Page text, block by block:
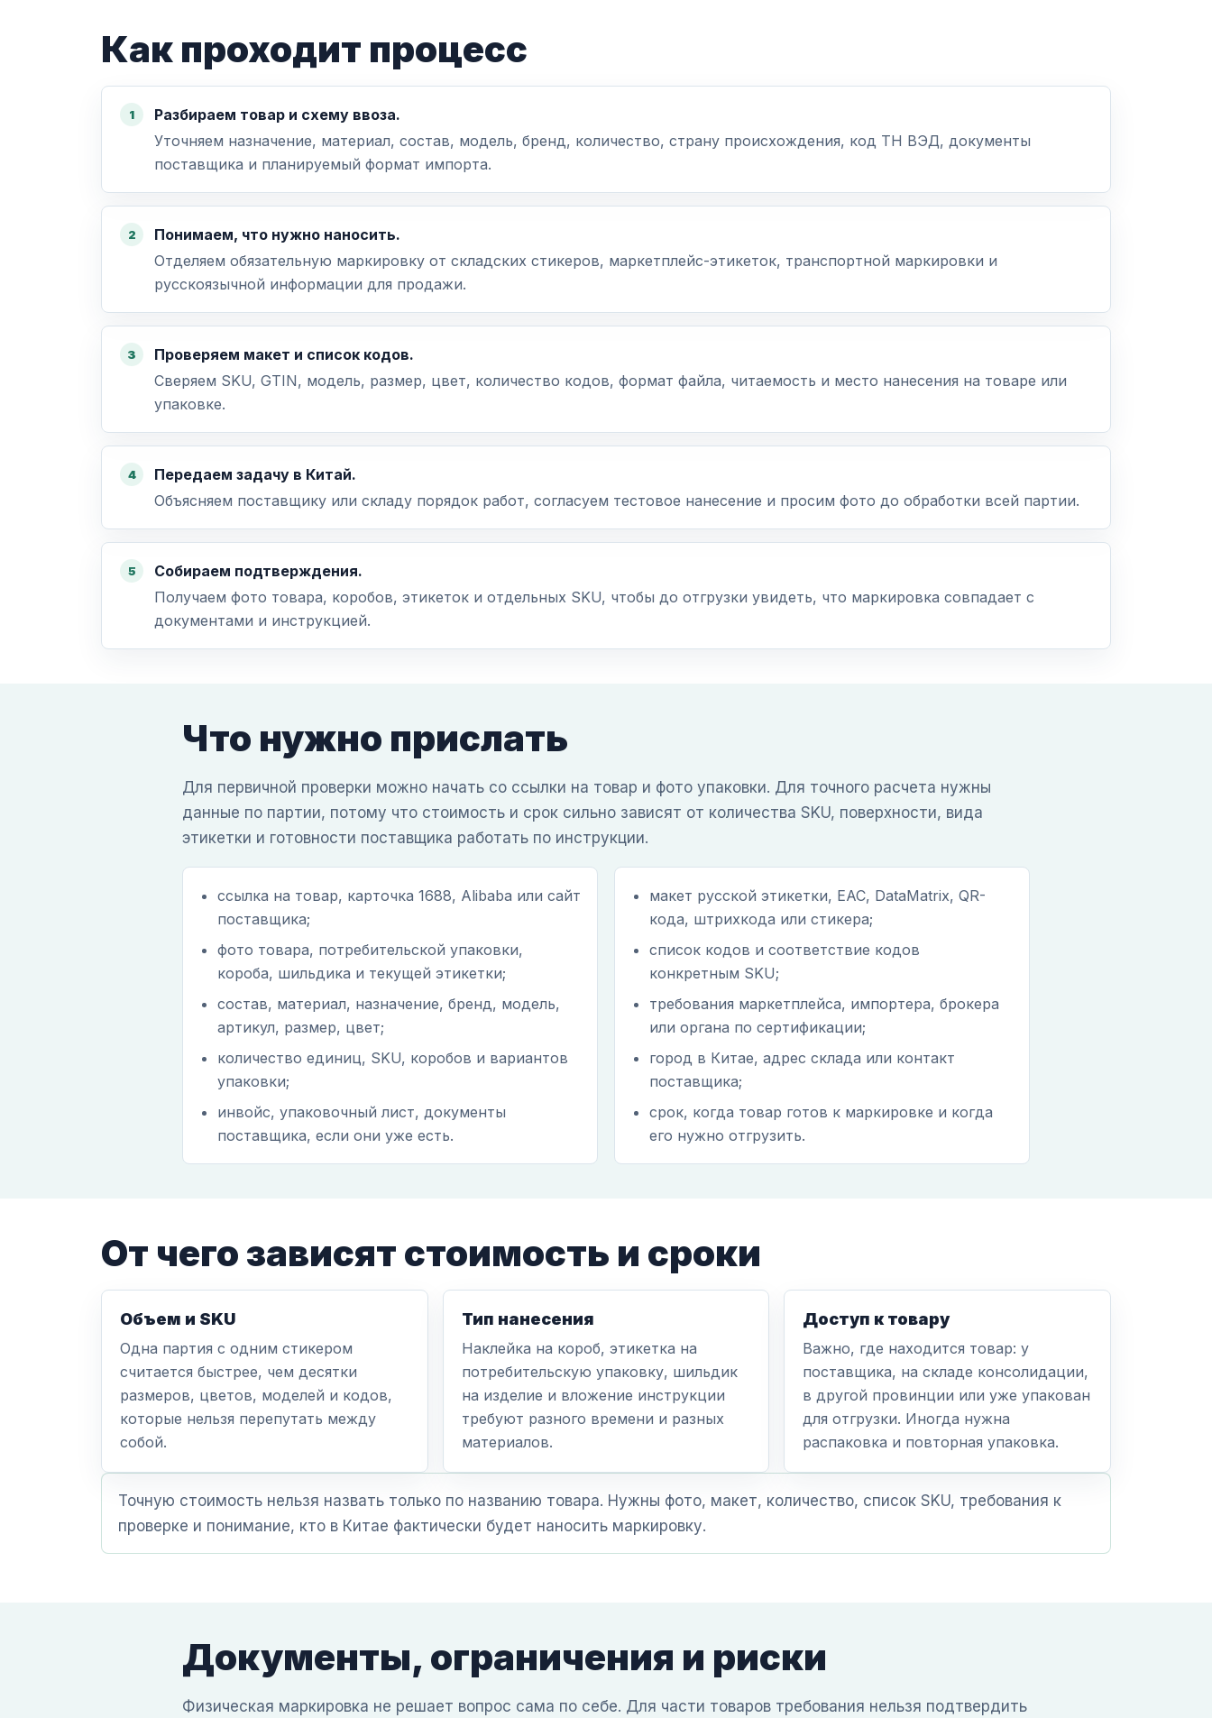
Как проходит процесс
Разбираем товар и схему ввоза.
Уточняем назначение, материал, состав, модель, бренд, количество, страну происхождения, код ТН ВЭД, документы
поставщика и планируемый формат импорта.
Понимаем, что нужно наносить.
Отделяем обязательную маркировку от складских стикеров, маркетплейс-этикеток, транспортной маркировки и
русскоязычной информации для продажи.
Проверяем макет и список кодов.
Сверяем SKU, GTIN, модель, размер, цвет, количество кодов, формат файла, читаемость и место нанесения на товаре или
упаковке.
Передаем задачу в Китай.
Объясняем поставщику или складу порядок работ, согласуем тестовое нанесение и просим фото до обработки всей партии.
Собираем подтверждения.
Получаем фото товара, коробов, этикеток и отдельных SKU, чтобы до отгрузки увидеть, что маркировка совпадает с
документами и инструкцией.
Что нужно прислать
Для первичной проверки можно начать со ссылки на товар и фото упаковки. Для точного расчета нужны
данные по партии, потому что стоимость и срок сильно зависят от количества SKU, поверхности, вида
этикетки и готовности поставщика работать по инструкции.
ссылка на товар, карточка 1688, Alibaba или сайт
поставщика;
фото товара, потребительской упаковки,
короба, шильдика и текущей этикетки;
состав, материал, назначение, бренд, модель,
артикул, размер, цвет;
количество единиц, SKU, коробов и вариантов
упаковки;
инвойс, упаковочный лист, документы
поставщика, если они уже есть.
макет русской этикетки, ЕАС, DataMatrix, QR-
кода, штрихкода или стикера;
список кодов и соответствие кодов
конкретным SKU;
требования маркетплейса, импортера, брокера
или органа по сертификации;
город в Китае, адрес склада или контакт
поставщика;
срок, когда товар готов к маркировке и когда
его нужно отгрузить.
От чего зависят стоимость и сроки
Объем и SKU
Одна партия с одним стикером
считается быстрее, чем десятки
размеров, цветов, моделей и кодов,
которые нельзя перепутать между
собой.
Тип нанесения
Наклейка на короб, этикетка на
потребительскую упаковку, шильдик
на изделие и вложение инструкции
требуют разного времени и разных
материалов.
Доступ к товару
Важно, где находится товар: у
поставщика, на складе консолидации,
в другой провинции или уже упакован
для отгрузки. Иногда нужна
распаковка и повторная упаковка.
Точную стоимость нельзя назвать только по названию товара. Нужны фото, макет, количество, список SKU, требования к
проверке и понимание, кто в Китае фактически будет наносить маркировку.
Документы, ограничения и риски
Физическая маркировка не решает вопрос сама по себе. Для части товаров требования нельзя подтвердить